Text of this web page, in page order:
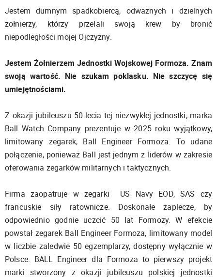
Jestem dumnym spadkobiercą, odważnych i dzielnych
żołnierzy, którzy przelali swoją krew by bronić
niepodległości mojej Ojczyzny.
Jestem Żołnierzem Jednostki Wojskowej Formoza. Znam
swoją wartość. Nie szukam poklasku. Nie szczycę się
umiejętnościami.
Z okazji jubileuszu 50-lecia tej niezwykłej jednostki, marka
Ball Watch Company prezentuje w 2025 roku wyjątkowy,
limitowany zegarek, Ball Engineer Formoza. To udane
połączenie, ponieważ Ball jest jednym z liderów w zakresie
oferowania zegarków militarnych i taktycznych.
Firma zaopatruje w zegarki US Navy EOD, SAS czy
francuskie siły ratownicze. Doskonałe zaplecze, by
odpowiednio godnie uczcić 50 lat Formozy. W efekcie
powstał zegarek Ball Engineer Formoza, limitowany model
w liczbie zaledwie 50 egzemplarzy, dostępny wyłącznie w
Polsce. BALL Engineer dla Formoza to pierwszy projekt
marki stworzony z okazji jubileuszu polskiej jednostki